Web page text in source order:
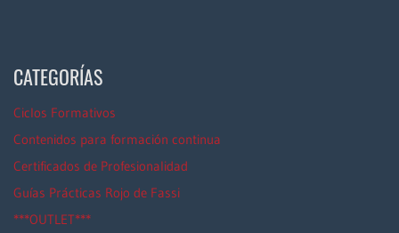
CATEGORÍAS
Ciclos Formativos
Contenidos para formación continua
Certificados de Profesionalidad
Guías Prácticas Rojo de Fassi
***OUTLET***